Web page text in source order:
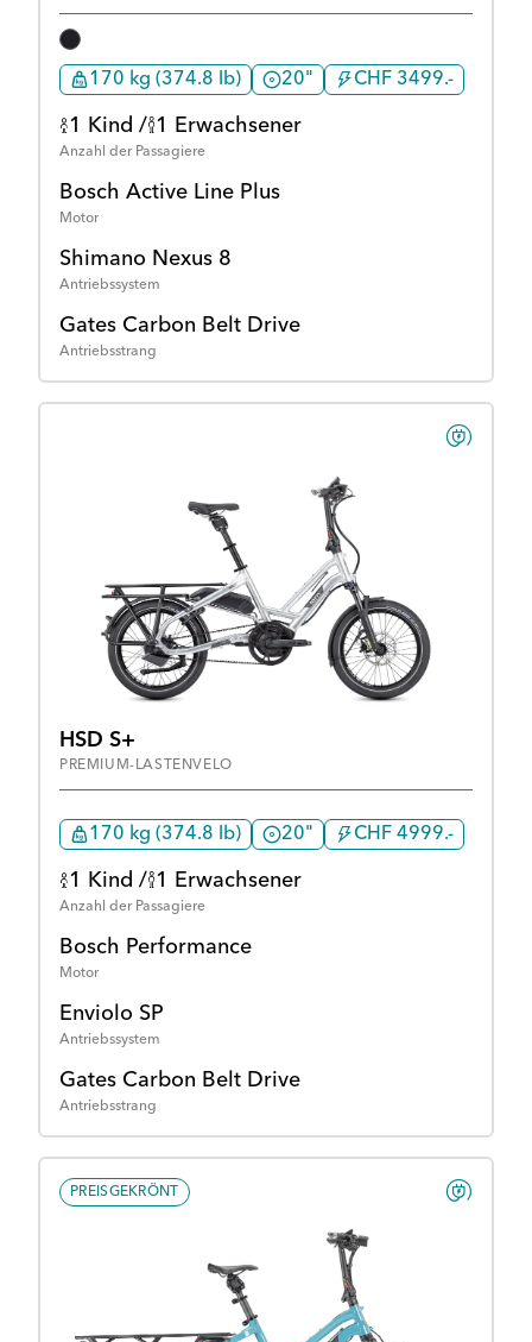
170 kg (374.8 lb) 20" CHF 3499.-
1 Kind / 1 Erwachsener
Anzahl der Passagiere
Bosch Active Line Plus
Motor
Shimano Nexus 8
Antriebssystem
Gates Carbon Belt Drive
Antriebsstrang
HSD S+
PREMIUM-LASTENVELO
170 kg (374.8 lb) 20" CHF 4999.-
1 Kind / 1 Erwachsener
Anzahl der Passagiere
Bosch Performance
Motor
Enviolo SP
Antriebssystem
Gates Carbon Belt Drive
Antriebsstrang
PREISGEKRÖNT